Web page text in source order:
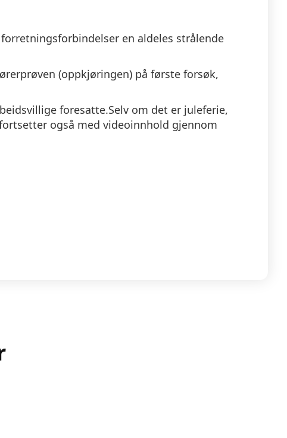
en aldeles strålende
(oppkjøringen) på første forsøk,
foresatte.Selv om det er juleferie,
også med videoinnhold gjennom